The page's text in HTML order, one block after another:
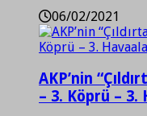
06/02/2021
AKP’nin
– 3. Köprü – 3.